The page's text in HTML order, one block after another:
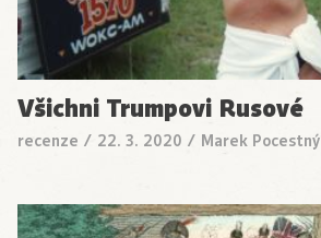
Všichni Trumpovi Rusové
recenze / 22. 3. 2020 / Marek Pocestný